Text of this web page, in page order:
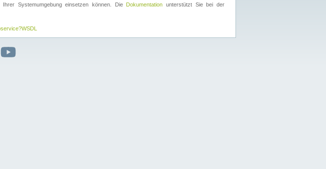
Systemumgebung einsetzen können. Die Dokumentation unterstützt Sie bei der